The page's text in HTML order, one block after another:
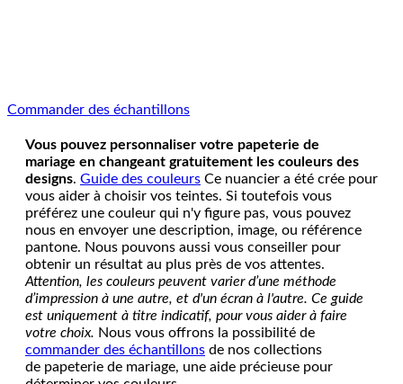
Commander des échantillons
Vous pouvez personnaliser votre papeterie de
mariage en changeant gratuitement les couleurs des
designs. Guide des couleurs Ce nuancier a été crée pour
vous aider à choisir vos teintes. Si toutefois vous
préférez une couleur qui n'y figure pas, vous pouvez
nous en envoyer une description, image, ou référence
pantone. Nous pouvons aussi vous conseiller pour
obtenir un résultat au plus près de vos attentes.
Attention, les couleurs peuvent varier d’une méthode
d’impression à une autre, et d'un écran à l'autre. Ce guide
est uniquement à titre indicatif, pour vous aider à faire
votre choix. Nous vous offrons la possibilité de
commander des échantillons de nos collections
de papeterie de mariage, une aide précieuse pour